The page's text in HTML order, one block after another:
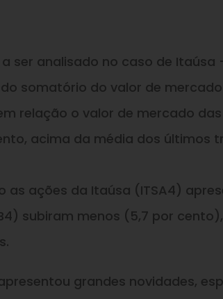
ser analisado no caso de Itaúsa
somatório do valor de
relação o valor de mercado
acima da média dos últimos
as ações da Itaúsa (ITSA4)
subiram menos (5,7 por
grandes novidades,